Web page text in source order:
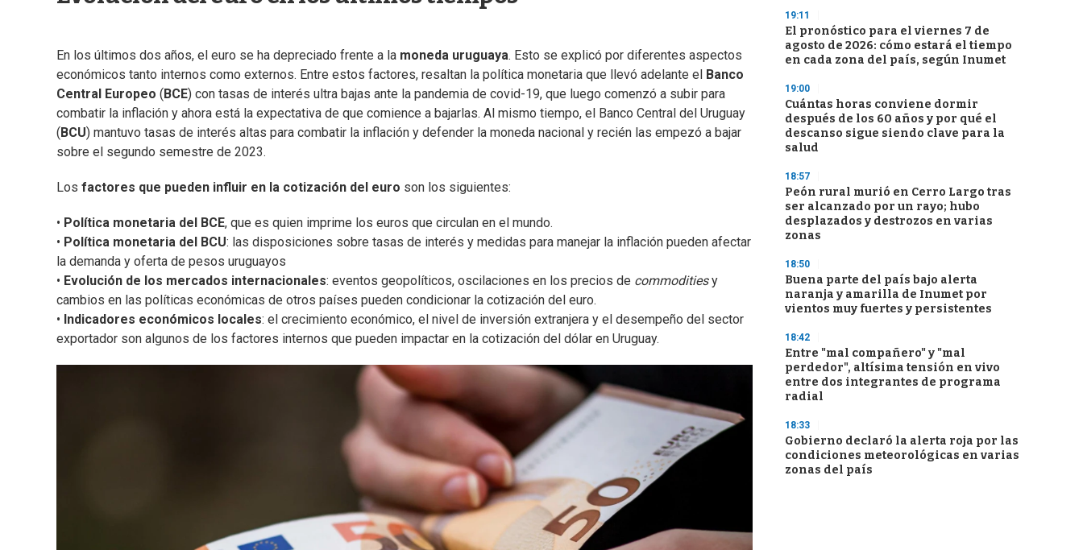
En los últimos dos años, el euro se ha depreciado frente a la moneda uruguaya. Esto se explicó por diferentes aspectos
económicos tanto internos como externos. Entre estos factores, resaltan la política monetaria que llevó adelante el
Banco
Central Europeo ( BCE) con tasas de interés ultra bajas ante la pandemia de covid-19, que luego comenzó a subir para
combatir la inflación y ahora está la expectativa de que comience a bajarlas. Al mismo tiempo, el Banco Central del Uruguay
( BCU) mantuvo tasas de interés altas para combatir la inflación y defender la moneda nacional y recién las empezó a bajar
sobre el segundo semestre de 2023.
Los factores que pueden influir en la cotización del euro son los siguientes:
• Política monetaria del BCE, que es quien imprime los euros que circulan en el mundo.
• Política monetaria del BCU: las disposiciones sobre tasas de interés y medidas para manejar la inflación pueden afectar
la demanda y oferta de pesos uruguayos
• Evolución de los mercados internacionales: eventos geopolíticos, oscilaciones en los precios de commoditiesy
cambios en las políticas económicas de otros países pueden condicionar la cotización del euro.
• Indicadores económicos locales: el crecimiento económico, el nivel de inversión extranjera y el desempeño del sector
exportador son algunos de los factores internos que pueden impactar en la cotización del dólar en Uruguay.
19:11
El pronóstico para el viernes 7 de
agosto de 2026: cómo estará el tiempo
en cada zona del país, según Inumet
19:00
Cuántas horas conviene dormir
después de los 60 años y por qué el
descanso sigue siendo clave para la
salud
18:57
Peón rural murió en Cerro Largo tras
ser alcanzado por un rayo; hubo
desplazados y destrozos en varias
zonas
18:50
Buena parte del país bajo alerta
naranja y amarilla de Inumet por
vientos muy fuertes y persistentes
18:42
Entre "mal compañero" y "mal
perdedor", altísima tensión en vivo
entre dos integrantes de programa
radial
18:33
Gobierno declaró la alerta roja por las
condiciones meteorológicas en varias
zonas del país